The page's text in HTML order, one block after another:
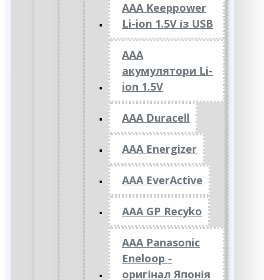
AAA Keeppower
Li-ion 1.5V із USB
ААА
акумулятори Li-
ion 1.5V
AAA Duracell
AAA Energizer
AAA EverActive
AAA GP Recyko
AAA Panasonic
Eneloop -
оригінал Японія